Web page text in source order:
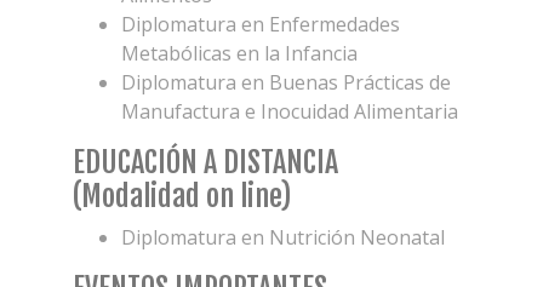
Diplomatura en Enfermedades
Metabólicas en la Infancia
Diplomatura en Buenas Prácticas de
Manufactura e Inocuidad Alimentaria
EDUCACIÓN A DISTANCIA
(Modalidad on line)
Diplomatura en Nutrición Neonatal